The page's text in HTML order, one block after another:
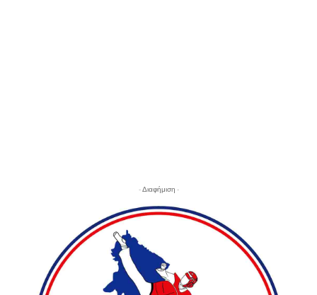
- Διαφήμιση -